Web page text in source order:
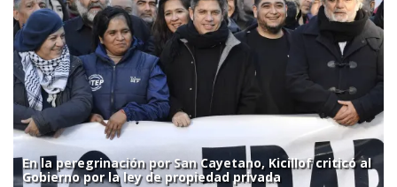
En la peregrinación por San Cayetano, Kicillof criticó al
Gobierno por la ley de propiedad privada